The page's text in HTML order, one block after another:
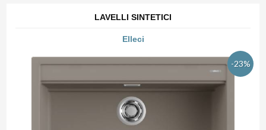
LAVELLI SINTETICI
Elleci
-23%